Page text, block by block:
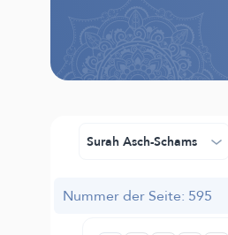
Surah Asch-Schams
Nummer der Seite: 595